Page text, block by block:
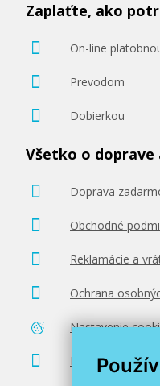
Zaplaťte, ako
On-line
Prevodom
Dobierkou
Všetko o doprave
Doprava
Obchodné
Reklamácie a
Ochrana
Nastavenie
Poradenstvo